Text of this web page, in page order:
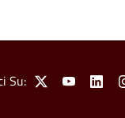
Su: X Youtube